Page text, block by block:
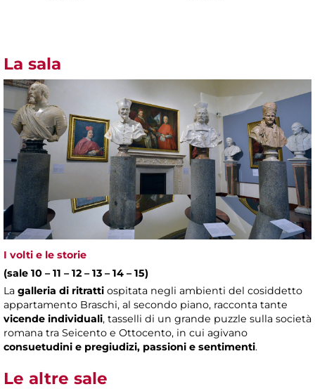
La sala
I volti e le storie
(sale 10 – 11 – 12 – 13 – 14 – 15)
La galleria di ritratti ospitata negli ambienti del cosiddetto
appartamento Braschi, al secondo piano, racconta tante
vicende individuali, tasselli di un grande puzzle sulla società
romana tra Seicento e Ottocento, in cui agivano
consuetudini e pregiudizi, passioni e sentimenti.
Le altre sale